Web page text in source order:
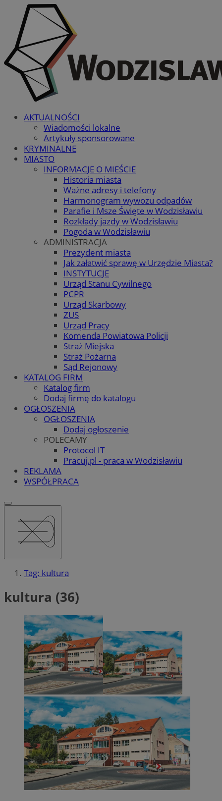
AKTUALNOŚCI
Wiadomości lokalne
Artykuły sponsorowane
KRYMINALNE
MIASTO
INFORMACJE O MIEŚCIE
Historia miasta
Ważne adresy i telefony
Harmonogram wywozu odpadów
Parafie i Msze Święte w Wodzisławiu
Rozkłady jazdy w Wodzisławiu
Pogoda w Wodzisławiu
ADMINISTRACJA
Prezydent miasta
Jak załatwić sprawę w Urzędzie Miasta?
INSTYTUCJE
Urząd Stanu Cywilnego
PCPR
Urząd Skarbowy
ZUS
Urząd Pracy
Komenda Powiatowa Policji
Straż Miejska
Straż Pożarna
Sąd Rejonowy
KATALOG FIRM
Katalog firm
Dodaj firmę do katalogu
OGŁOSZENIA
OGŁOSZENIA
Dodaj ogłoszenie
POLECAMY
Protocol IT
Pracuj.pl - praca w Wodzisławiu
REKLAMA
WSPÓŁPRACA
Tag: kultura
kultura (36)